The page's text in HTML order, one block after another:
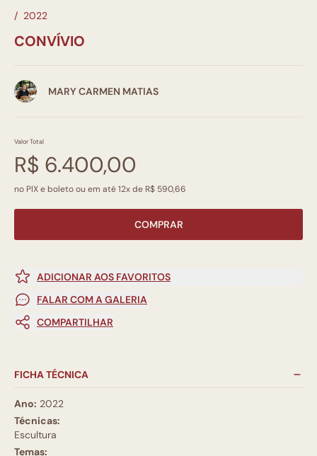
/ 2022
CONVÍVIO
MARY CARMEN MATIAS
Valor Total
R$ 6.400,00
no PIX e boleto ou em até 12x de R$ 590,66
COMPRAR
ADICIONAR AOS FAVORITOS
FALAR COM A GALERIA
COMPARTILHAR
FICHA TÉCNICA
Ano: 2022
Técnicas:
Escultura
Temas: